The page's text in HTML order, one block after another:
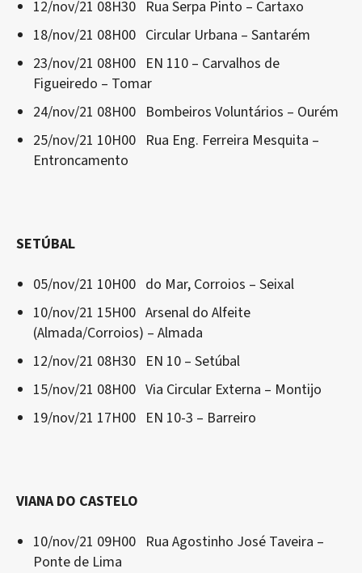
12/nov/21 08H30 Rua Serpa Pinto – Cartaxo
18/nov/21 08H00 Circular Urbana – Santarém
23/nov/21 08H00 EN 110 – Carvalhos de
Figueiredo – Tomar
24/nov/21 08H00 Bombeiros Voluntários – Ourém
25/nov/21 10H00 Rua Eng. Ferreira Mesquita –
Entroncamento
SETÚBAL
05/nov/21 10H00 do Mar, Corroios – Seixal
10/nov/21 15H00 Arsenal do Alfeite
(Almada/Corroios) – Almada
12/nov/21 08H30 EN 10 – Setúbal
15/nov/21 08H00 Via Circular Externa – Montijo
19/nov/21 17H00 EN 10-3 – Barreiro
VIANA DO CASTELO
10/nov/21 09H00 Rua Agostinho José Taveira –
Ponte de Lima